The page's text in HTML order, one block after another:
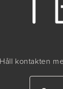
Håll kontakten